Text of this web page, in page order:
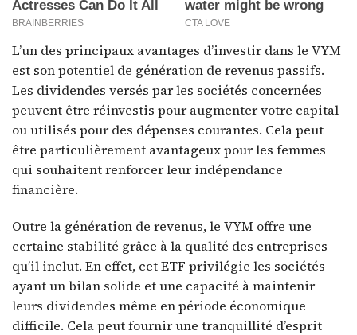
L’un des principaux avantages d’investir dans le VYM
est son potentiel de génération de revenus passifs.
Les dividendes versés par les sociétés concernées
peuvent être réinvestis pour augmenter votre capital
ou utilisés pour des dépenses courantes. Cela peut
être particulièrement avantageux pour les femmes
qui souhaitent renforcer leur indépendance
financière.
Outre la génération de revenus, le VYM offre une
certaine stabilité grâce à la qualité des entreprises
qu’il inclut. En effet, cet ETF privilégie les sociétés
ayant un bilan solide et une capacité à maintenir
leurs dividendes même en période économique
difficile. Cela peut fournir une tranquillité d’esprit